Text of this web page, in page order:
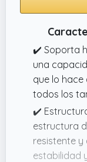
✔️ Soporta
una
que lo
todos los
✔️
estructura
resistente
estabilidad